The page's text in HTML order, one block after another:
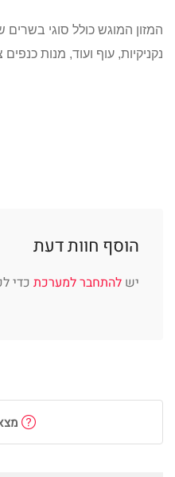
המזון המוגש כולל סוגי בשרים
נקניקיות, עוף ועוד, מנות כנפים
הוסף חוות דעת
יש להתחבר למערכת כדי